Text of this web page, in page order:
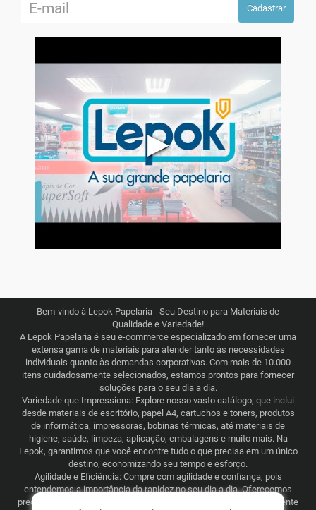
Cadastrar
▶
Bem-vindo à Lepok Papelaria - Seu Destino para Materiais de
Qualidade e Variedade!
A Lepok Papelaria é seu e-commerce especializado em fornecer uma
extensa gama de materiais para atender tanto às necessidades
individuais quanto às demandas corporativas. Com mais de 10.000
itens cuidadosamente selecionados, estamos prontos para fornecer
soluções para o seu dia a dia.
Variedade que Impressiona: Explore nosso vasto catálogo, que inclui
desde materiais de escritório, papel A4, cartuchos e toners, produtos
de informática, impressoras, bobinas térmicas, até materiais de
higiene, saúde, limpeza, aplicação, embalagens e muito mais. Na
Lepok, garantimos que você encontre tudo o que precisa em um único
destino, economizando seu tempo e esforço.
Agilidade e Eficiência: Compre com agilidade e confiança, pois
entendemos a importância da rapidez no seu dia a dia. Oferecemos
preços justos e competitivos, combinados com uma logística eficiente